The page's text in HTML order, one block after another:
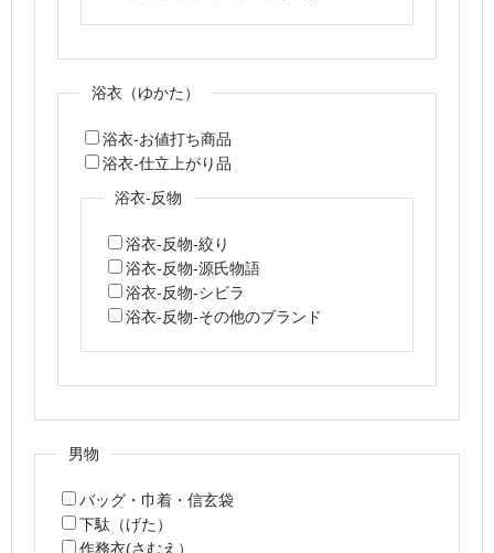
浴衣（ゆかた）
浴衣-お値打ち商品
浴衣-仕立上がり品
浴衣-反物
浴衣-反物-絞り
浴衣-反物-源氏物語
浴衣-反物-シビラ
浴衣-反物-その他のブランド
男物
バッグ・巾着・信玄袋
下駄（げた）
作務衣(さむえ）